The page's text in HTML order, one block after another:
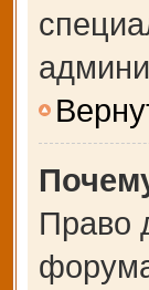
Право